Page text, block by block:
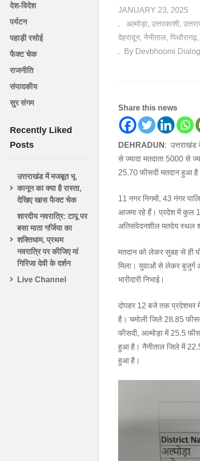
देश-विदेश
पर्यटन
पहाड़ी रसोई
फैक्ट चेक
राजनीति
संपादकीय
सुर संगम
Recently Liked
Posts
उत्तराखंड में मजबूत भू
कानून का क्या है रास्ता,
देखिए खास फैक्ट चेक
शारदीय नवरात्रि: टापू पर
बसा माता गर्जिया का
शक्तिधाम, प्रथम
नवरात्रि पर कीजिए मां
गिरिजा देवी के दर्शन
Live Channel
JANUARY 23, 2025
अल्मोड़ा उत्तरकाशी
देहरादून नैनीताल पिथौरागढ़
By Devbhoomi
Share this news
DEHRADUN : उत्तराखंड
से ज्यादा मतदाता 5000 से
25.70 फीसदी मतदान हुआ
11 नगर निगमों, 43 नंगर
आजमा रहे हैं। प्रदेश में कुल
अतिसंवेदनशील मतदेय स्थल
मतदान को लेकर सुबह से ही
मिला। युवाओं से लेकर बुजुर्ग
भारीदारी निभाई।
दोपहर 12 बजे तक प्रदेशभर
है। चमोली जिले 28.85
फीसदी, अल्मोड़ा में 25.5
हुआ है। नैनीताल जिले में
हुआ है।